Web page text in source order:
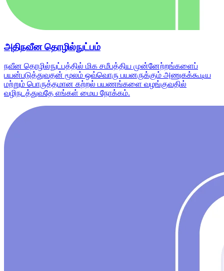
அதிநவீன தொழில்நுட்பம்
நவீன தொழில்நுட்பத்தில் மிக சமீபத்திய முன்னேற்றங்களைப்
பயன்படுத்துவதன் மூலம் ஒவ்வொரு பயனருக்கும் அணுகக்கூடிய
மற்றும் பொருத்தமான கற்றல் பயணங்களை வழங்குவதில்
வழிநடத்துவதே எங்கள் மைய நோக்கம்.